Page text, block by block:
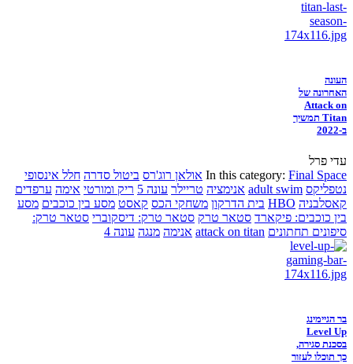
העונה
האחרונה של
Attack on
Titan תמשיך
ב-2022
עדי פרל
In this category: Final Space אולאן רוג'רס ביטול סדרה חלל אינסופי
נטפליקס adult swim אנימציה טריילר עונה 5 ריק ומורטי אימה ערפדים
קאסלבניה HBO בית הדרקון משחקי הכס קאסט מסע בין כוכבים מסע
בין כוכבים: פיקארד סטאר טרק סטאר טרק: דיסקוברי סטאר טרק:
סיפונים תחתונים attack on titan אנימה מנגה עונה 4
בר הגיימינג
Level Up
בסכנת סגירה,
כך תוכלו לעזור